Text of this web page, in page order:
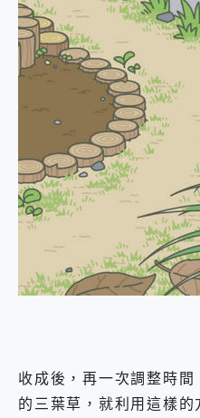
收成後，再一次調整時
的三葉草，就利用這樣